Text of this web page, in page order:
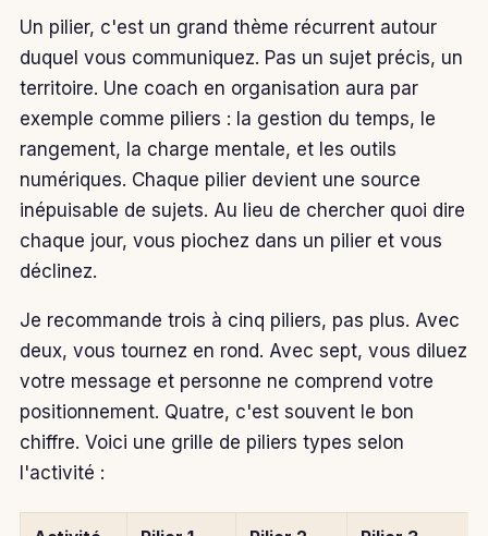
Un pilier, c'est un grand thème récurrent autour
duquel vous communiquez. Pas un sujet précis, un
territoire. Une coach en organisation aura par
exemple comme piliers : la gestion du temps, le
rangement, la charge mentale, et les outils
numériques. Chaque pilier devient une source
inépuisable de sujets. Au lieu de chercher quoi dire
chaque jour, vous piochez dans un pilier et vous
déclinez.
Je recommande trois à cinq piliers, pas plus. Avec
deux, vous tournez en rond. Avec sept, vous diluez
votre message et personne ne comprend votre
positionnement. Quatre, c'est souvent le bon
chiffre. Voici une grille de piliers types selon
l'activité :